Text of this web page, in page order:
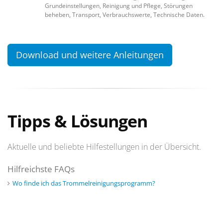
Grundeinstellungen, Reinigung und Pflege, Störungen
beheben, Transport, Verbrauchswerte, Technische Daten.
Download und weitere Anleitungen
Tipps & Lösungen
Aktuelle und beliebte Hilfestellungen in der Übersicht.
Hilfreichste FAQs
Wo finde ich das Trommelreinigungsprogramm?